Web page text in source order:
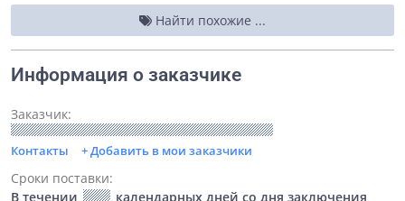
Найти похожие ...
Информация о заказчике
Заказчик:
Контакты + Добавить в мои заказчики
Сроки поставки:
В течении
календарных дней со дня заключения